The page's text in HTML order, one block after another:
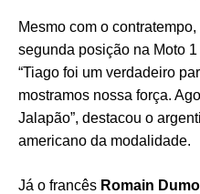
Mesmo com o
segunda posição na Moto
“Tiago foi um verdadeiro
mostramos nossa força.
Jalapão”, destacou o
americano da modalidade.
Já o francês Romain